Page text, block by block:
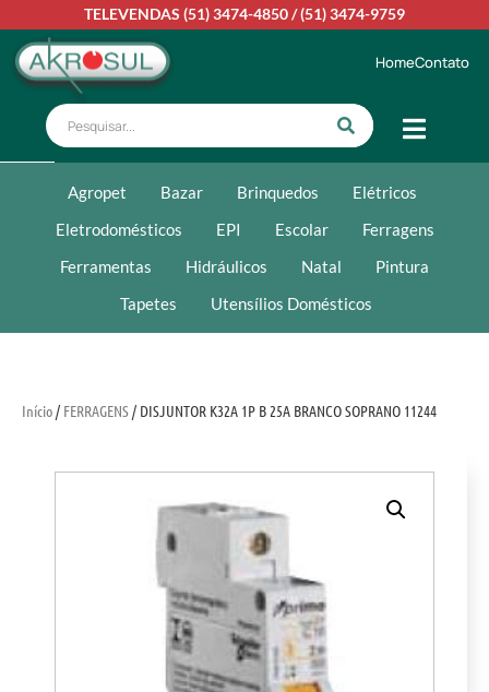
TELEVENDAS (51) 3474-4850/(51) 3474-9759
HomeContato
Agropet Bazar Brinquedos
Elétricos
Eletrodomésticos
EPI Escolar
Ferragens
Ferramentas
Hidráulicos Natal
Pintura
Tapetes
Utensílios Domésticos
Início/ FERRAGENS/ DISJUNTOR K32A 1P B 25A BRANCO SOPRANO 11244